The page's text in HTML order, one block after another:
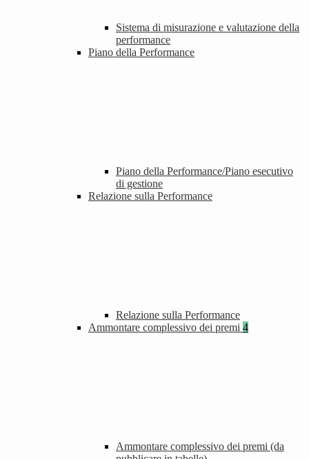
Sistema di misurazione e valutazione della
performance
Piano della Performance
Piano della Performance/Piano esecutivo
di gestione
Relazione sulla Performance
Relazione sulla Performance
Ammontare complessivo dei premi 4
Ammontare complessivo dei premi (da